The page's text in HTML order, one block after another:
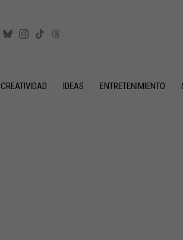
CREATIVIDAD IDEAS ENTRETENIMIENTO